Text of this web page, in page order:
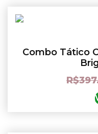
Combo Tático
R$